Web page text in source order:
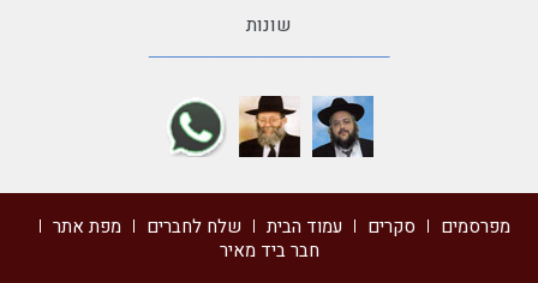
שונות
מפרסמים סקרים עמוד הבית שלח לחברים
מפת אתר
חבר ביד מאיר